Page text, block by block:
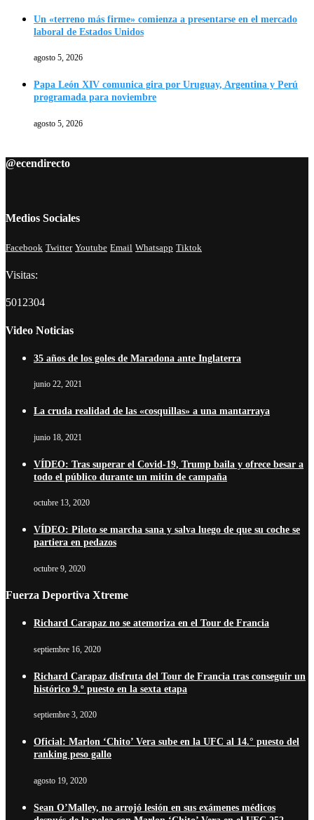
Un «terreno más firme» comienza a presentarse en el mercado
laboral de Estados Unidos
agosto 5, 2026
Papa León XIV comunica gira por Uruguay, Argentina y Perú
programada para noviembre
agosto 5, 2026
@ecendirecto
Medios Sociales
Facebook Twitter Youtube Email Whatsapp Tiktok
Visitas:
5012304
Video Noticias
35 años de los goles de Maradona ante Inglaterra
junio 22, 2021
La cruda realidad de las «cosquillas» a una mantarraya
junio 18, 2021
VÍDEO: Tras superar el Covid-19, Trump baila y ofrece besar a
todo el público durante un mitin de campaña
octubre 13, 2020
VÍDEO: Piloto se marcha sana y salva luego de que su coche se
partiera en pedazos
octubre 9, 2020
Fuerza Deportiva Xtreme
Richard Carapaz no se atemoriza en el Tour de Francia
septiembre 16, 2020
Richard Carapaz disfruta del Tour de Francia tras conseguir un
histórico 9.º puesto en la sexta etapa
septiembre 3, 2020
Oficial: Marlon ‘Chito’ Vera sube en la UFC al 14.° puesto del
ranking peso gallo
agosto 19, 2020
Sean O’Malley, no arrojó lesión en sus exámenes médicos